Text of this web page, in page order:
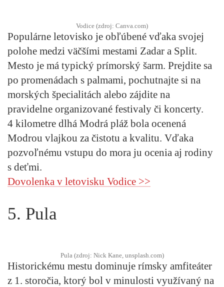
Vodice (zdroj: Canva.com)
Populárne letovisko je obľúbené vďaka svojej
polohe medzi väčšími mestami Zadar a Split.
Mesto je má typický prímorský šarm. Prejdite sa
po promenádach s palmami, pochutnajte si na
morských špecialitách alebo zájdite na
pravidelne organizované festivaly či koncerty.
4 kilometre dlhá Modrá pláž bola ocenená
Modrou vlajkou za čistotu a kvalitu. Vďaka
pozvoľnému vstupu do mora ju ocenia aj rodiny
s deťmi.
Dovolenka v letovisku Vodice >>
5. Pula
Pula (zdroj: Nick Kane, unsplash.com)
Historickému mestu dominuje rímsky amfiteáter
z 1. storočia, ktorý bol v minulosti využívaný na